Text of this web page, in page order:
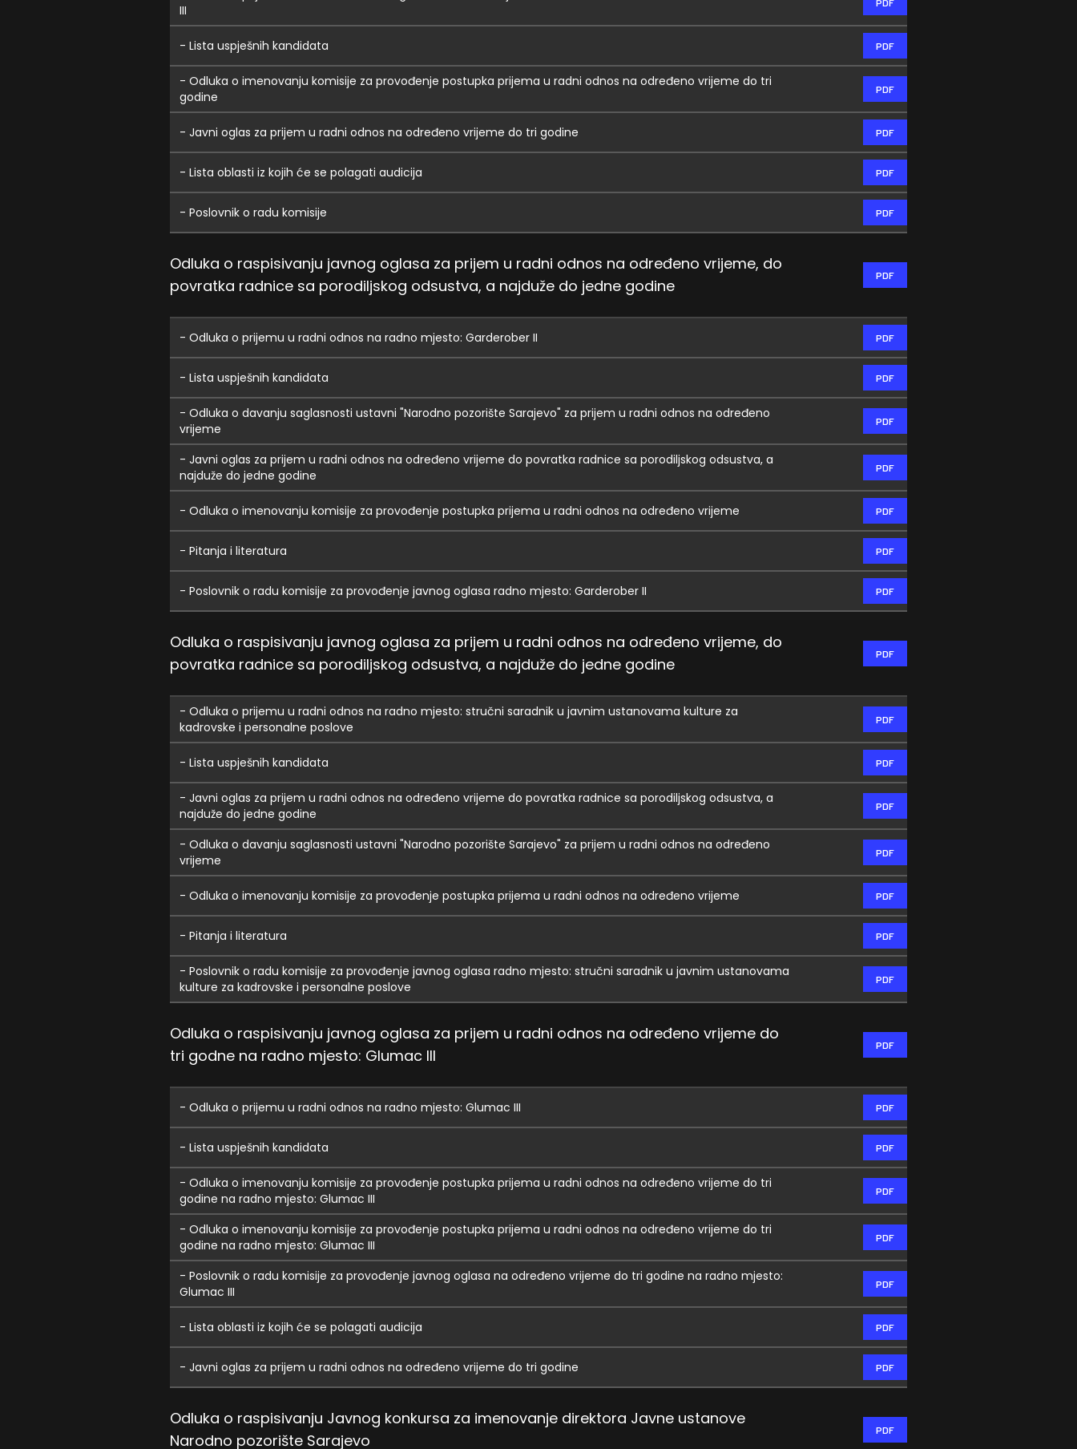
III
PDF
- Lista uspješnih kandidata PDF
- Odluka o imenovanju komisije za provođenje postupka prijema u radni odnos na određeno vrijeme do tri
godine
PDF
- Javni oglas za prijem u radni odnos na određeno vrijeme do tri godine PDF
- Lista oblasti iz kojih će se polagati audicija PDF
- Poslovnik o radu komisije PDF
Odluka o raspisivanju javnog oglasa za prijem u radni odnos na određeno vrijeme, do
povratka radnice sa porodiljskog odsustva, a najduže do jedne godine
PDF
- Odluka o prijemu u radni odnos na radno mjesto: Garderober II PDF
- Lista uspješnih kandidata PDF
- Odluka o davanju saglasnosti ustavni "Narodno pozorište Sarajevo" za prijem u radni odnos na određeno
vrijeme
PDF
- Javni oglas za prijem u radni odnos na određeno vrijeme do povratka radnice sa porodiljskog odsustva, a
najduže do jedne godine
PDF
- Odluka o imenovanju komisije za provođenje postupka prijema u radni odnos na određeno vrijeme PDF
- Pitanja i literatura PDF
- Poslovnik o radu komisije za provođenje javnog oglasa radno mjesto: Garderober II PDF
Odluka o raspisivanju javnog oglasa za prijem u radni odnos na određeno vrijeme, do
povratka radnice sa porodiljskog odsustva, a najduže do jedne godine
PDF
- Odluka o prijemu u radni odnos na radno mjesto: stručni saradnik u javnim ustanovama kulture za
kadrovske i personalne poslove
PDF
- Lista uspješnih kandidata PDF
- Javni oglas za prijem u radni odnos na određeno vrijeme do povratka radnice sa porodiljskog odsustva, a
najduže do jedne godine
PDF
- Odluka o davanju saglasnosti ustavni "Narodno pozorište Sarajevo" za prijem u radni odnos na određeno
vrijeme
PDF
- Odluka o imenovanju komisije za provođenje postupka prijema u radni odnos na određeno vrijeme PDF
- Pitanja i literatura PDF
- Poslovnik o radu komisije za provođenje javnog oglasa radno mjesto: stručni saradnik u javnim ustanovama
kulture za kadrovske i personalne poslove
PDF
Odluka o raspisivanju javnog oglasa za prijem u radni odnos na određeno vrijeme do
tri godne na radno mjesto: Glumac III
PDF
- Odluka o prijemu u radni odnos na radno mjesto: Glumac III PDF
- Lista uspješnih kandidata PDF
- Odluka o imenovanju komisije za provođenje postupka prijema u radni odnos na određeno vrijeme do tri
godine na radno mjesto: Glumac III
PDF
- Odluka o imenovanju komisije za provođenje postupka prijema u radni odnos na određeno vrijeme do tri
godine na radno mjesto: Glumac III
PDF
- Poslovnik o radu komisije za provođenje javnog oglasa na određeno vrijeme do tri godine na radno mjesto:
Glumac III
PDF
- Lista oblasti iz kojih će se polagati audicija PDF
- Javni oglas za prijem u radni odnos na određeno vrijeme do tri godine PDF
Odluka o raspisivanju Javnog konkursa za imenovanje direktora Javne ustanove
Narodno pozorište Sarajevo
PDF